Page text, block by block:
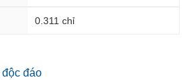
0.311 chỉ
độc đáo